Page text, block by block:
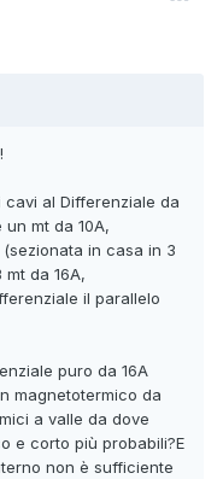
cavi al Differenziale da
mt da 10A,
in casa in 3
da 16A,
il parallelo
puro da 16A
magnetotermico da
a valle da dove
e corto più probabili?E
non è sufficiente